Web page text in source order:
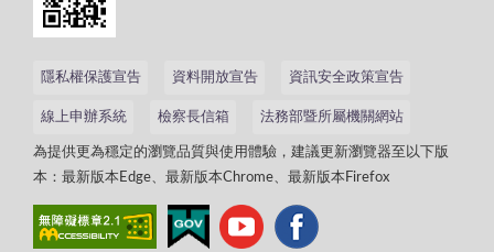
隱私權保護宣告 資料開放宣告 資訊安全政策宣告
線上申辦系統 檢察長信箱 法務部暨所屬機關網站
為提供更為穩定的瀏覽品質與使用體驗，建議更新瀏覽器至以下版
本：最新版本Edge、最新版本Chrome、最新版本Firefox